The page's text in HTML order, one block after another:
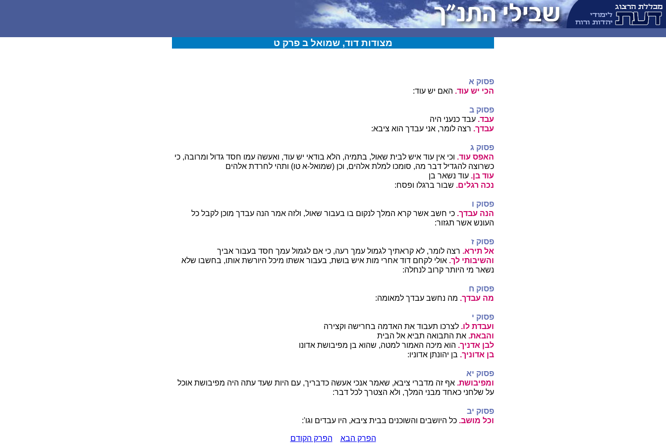
מצודות דוד, שמואל ב פרק ט
פסוק א
הכי יש עוד. האם יש עוד:
פסוק ב
עבד. עבד כנעני היה
עבדך. רצה לומר, אני עבדך הוא ציבא:
פסוק ג
האפס עוד. וכי אין עוד איש לבית שאול, בתמיה, הלא בודאי יש עוד, ואעשה עמו חסד גדול ומרובה, כי
כשרוצה להגדיל דבר מה, סומכו למלת אלהים, וכן (שמואל-א טו) ותהי לחרדת אלהים
עוד בן. עוד נשאר בן
נכה רגלים. שבור ברגלו ופסח:
פסוק ו
הנה עבדך. כי חשב אשר קרא המלך לנקום בו בעבור שאול, ולזה אמר הנה עבדך מוכן לקבל כל
העונש אשר תגזור:
פסוק ז
אל תירא. רצה לומר, לא קראתיך לגמול עמך רעה, כי אם לגמול עמך חסד בעבור אביך
והשיבותי לך. אולי לקחם דוד אחרי מות איש בושת, בעבור אשתו מיכל היורשת אותו, בחשבו שלא
נשאר מי היותר קרוב לנחלה:
פסוק ח
מה עבדך. מה נחשב עבדך למאומה:
פסוק י
ועבדת לו. לצרכו תעבוד את האדמה בחרישה וקצירה
והבאת. את התבואה תביא אל הבית
לבן אדניך. הוא מיכה האמור למטה, שהוא בן מפיבושת אדונו
בן אדוניך. בן יהונתן אדוניו:
פסוק יא
ומפיבושת. אף זה מדברי ציבא, שאמר אנכי אעשה כדבריך, עם היות שעד עתה היה מפיבושת אוכל
על שלחני כאחד מבני המלך, ולא הצטרך לכל דבר:
פסוק יב
וכל מושב. כל היושבים והשוכנים בבית ציבא, היו עבדים וגו':
הפרק הבא הפרק הקודם